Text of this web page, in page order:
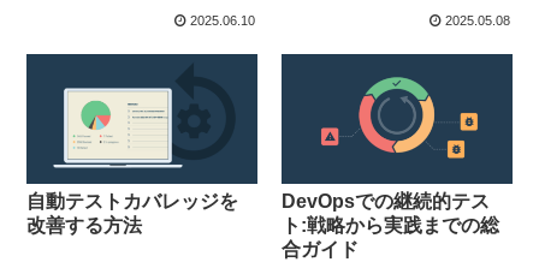
2025.06.10 2025.05.08
自動テストカバレッジを
改善する方法
DevOpsでの継続的テス
ト:戦略から実践までの総
合ガイド